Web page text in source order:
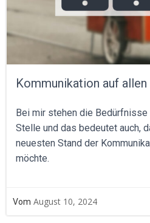
Kommunikation auf allen
Bei mir stehen die
Stelle und das bedeutet auch,
neuesten Stand der
möchte.
Vom August 10, 2024